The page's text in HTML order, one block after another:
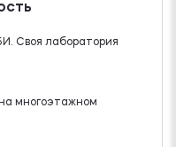
Своя лаборатория
многоэтажном